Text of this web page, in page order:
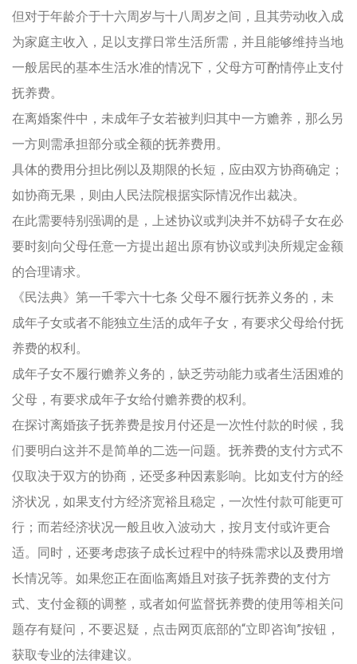
但对于年龄介于十六周岁与十八周岁之间，且其劳动收入成
为家庭主收入，足以支撑日常生活所需，并且能够维持当地
一般居民的基本生活水准的情况下，父母方可酌情停止支付
抚养费。
在离婚案件中，未成年子女若被判归其中一方赡养，那么另
一方则需承担部分或全额的抚养费用。
具体的费用分担比例以及期限的长短，应由双方协商确定；
如协商无果，则由人民法院根据实际情况作出裁决。
在此需要特别强调的是，上述协议或判决并不妨碍子女在必
要时刻向父母任意一方提出超出原有协议或判决所规定金额
的合理请求。
《民法典》第一千零六十七条 父母不履行抚养义务的，未
成年子女或者不能独立生活的成年子女，有要求父母给付抚
养费的权利。
成年子女不履行赡养义务的，缺乏劳动能力或者生活困难的
父母，有要求成年子女给付赡养费的权利。
在探讨离婚孩子抚养费是按月付还是一次性付款的时候，我
们要明白这并不是简单的二选一问题。抚养费的支付方式不
仅取决于双方的协商，还受多种因素影响。比如支付方的经
济状况，如果支付方经济宽裕且稳定，一次性付款可能更可
行；而若经济状况一般且收入波动大，按月支付或许更合
适。同时，还要考虑孩子成长过程中的特殊需求以及费用增
长情况等。如果您正在面临离婚且对孩子抚养费的支付方
式、支付金额的调整，或者如何监督抚养费的使用等相关问
题存有疑问，不要迟疑，点击网页底部的“立即咨询”按钮，
获取专业的法律建议。